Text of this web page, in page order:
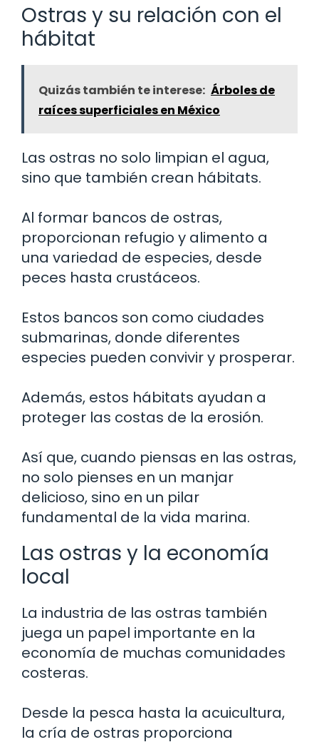
Ostras y su relación con el
hábitat
Quizás también te interese: Árboles de
raíces superficiales en México
Las ostras no solo limpian el agua,
sino que también crean hábitats.
Al formar bancos de ostras,
proporcionan refugio y alimento a
una variedad de especies, desde
peces hasta crustáceos.
Estos bancos son como ciudades
submarinas, donde diferentes
especies pueden convivir y prosperar.
Además, estos hábitats ayudan a
proteger las costas de la erosión.
Así que, cuando piensas en las ostras,
no solo pienses en un manjar
delicioso, sino en un pilar
fundamental de la vida marina.
Las ostras y la economía
local
La industria de las ostras también
juega un papel importante en la
economía de muchas comunidades
costeras.
Desde la pesca hasta la acuicultura,
la cría de ostras proporciona